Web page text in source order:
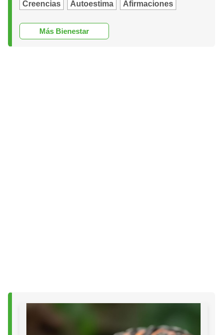
Creencias Autoestima Afirmaciones
Más Bienestar